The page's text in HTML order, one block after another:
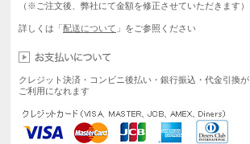
（※ご注文後、弊社にて金額を修正させていただきます）
詳しくは「配送について 」をご参照ください
クレジット決済・コンビニ後払い・銀行振込・代金引換が
ご利用になれます